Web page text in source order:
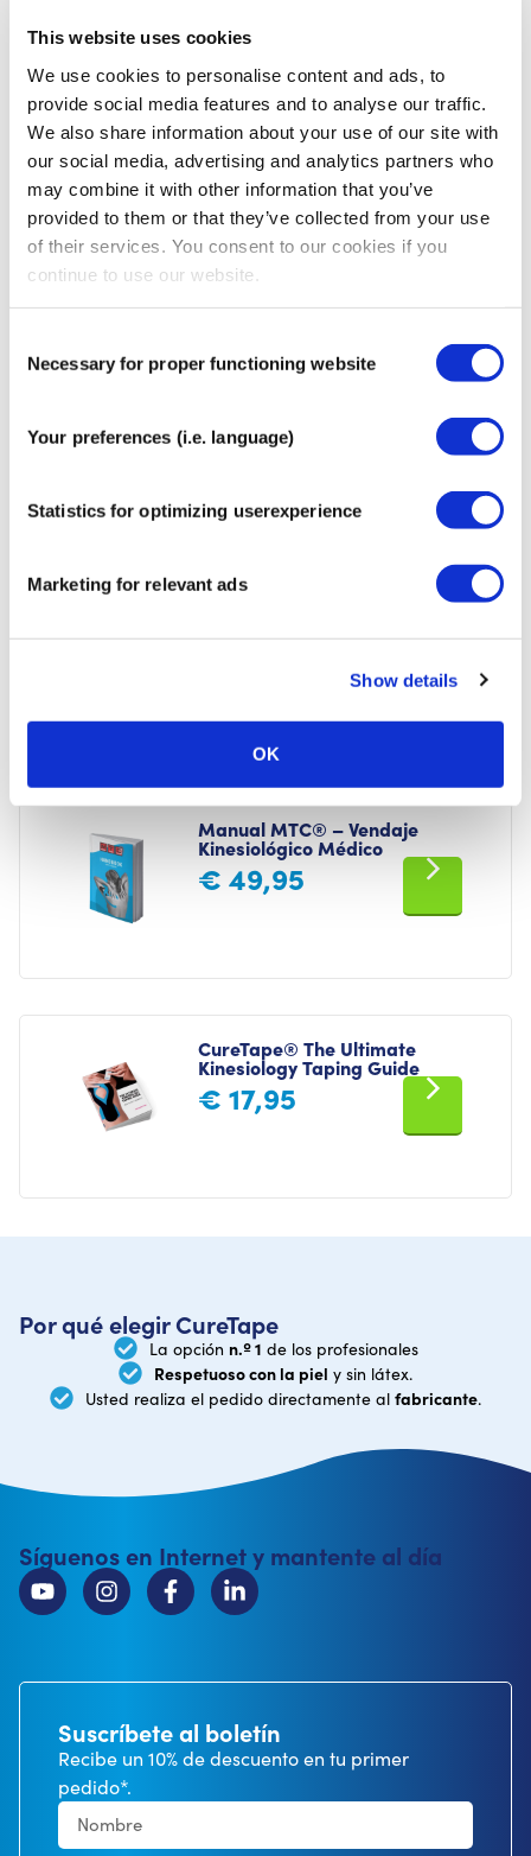
This website uses cookies
We use cookies to personalise content and ads, to
provide social media features and to analyse our traffic.
We also share information about your use of our site with
our social media, advertising and analytics partners who
may combine it with other information that you’ve
provided to them or that they’ve collected from your use
of their services. You consent to our cookies if you
continue to use our website.
Selection
Necessary for proper functioning website
Your preferences (i.e. language)
Statistics for optimizing userexperience
Marketing for relevant ads
Show details
OK
Alivio de puntos gatillo en fibromialgia
Reducción de la tensión muscular
Estimulación o regulación de meridianos
Zonas ganglionares para favorecer el drenaje
linfático
Restricciones dolorosas del movimiento originadas
en un punto específico
Más información
€14,95
Manual MTC® – Vendaje
Kinesiológico Médico
€ 49,95
CureTape® The Ultimate
Kinesiology Taping Guide
€ 17,95
Por qué elegir CureTape
La opción n.º 1 de los profesionales
Respetuoso con la piel y sin látex.
Usted realiza el pedido directamente al fabricante.
Síguenos en Internet y mantente al día
Suscríbete al boletín
Recibe un 10% de descuento en tu primer
pedido*.